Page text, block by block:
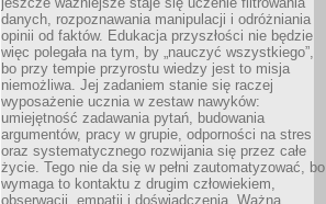
danych, rozpoznawania manipulacji i odróżniania
opinii od faktów. Edukacja przyszłości nie będzie
więc polegała na tym, by „nauczyć wszystkiego”,
bo przy tempie przyrostu wiedzy jest to misja
niemożliwa. Jej zadaniem stanie się raczej
wyposażenie ucznia w zestaw nawyków:
umiejętność zadawania pytań, budowania
argumentów, pracy w grupie, odporności na stres
oraz systematycznego rozwijania się przez całe
życie. Tego nie da się w pełni zautomatyzować, bo
wymaga to kontaktu z drugim człowiekiem,
obserwacji, empatii i doświadczenia. Ważną